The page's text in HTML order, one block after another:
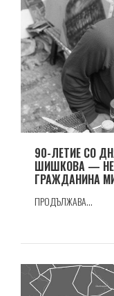
90-ЛЕТИЕ СО
ШИШКОВА —
ГРАЖДАНИНА
ПРОДЪЛЖАВА...